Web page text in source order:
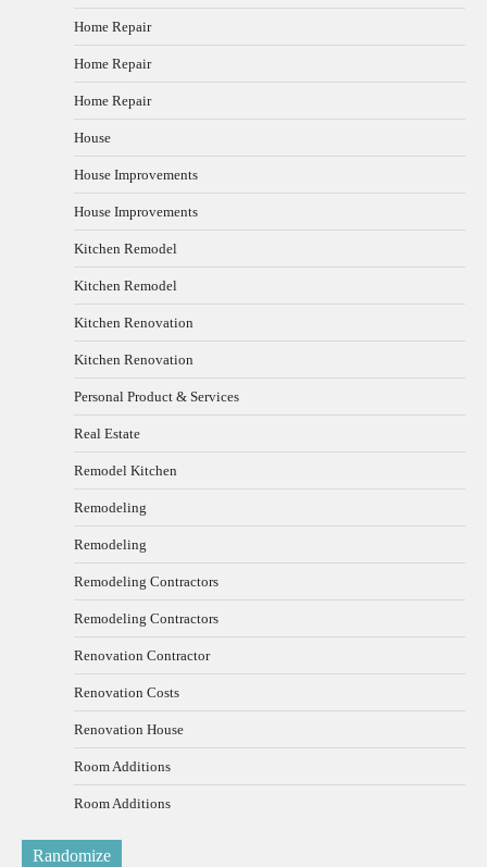
Home Repair
Home Repair
Home Repair
House
House Improvements
House Improvements
Kitchen Remodel
Kitchen Remodel
Kitchen Renovation
Kitchen Renovation
Personal Product & Services
Real Estate
Remodel Kitchen
Remodeling
Remodeling
Remodeling Contractors
Remodeling Contractors
Renovation Contractor
Renovation Costs
Renovation House
Room Additions
Room Additions
Randomize